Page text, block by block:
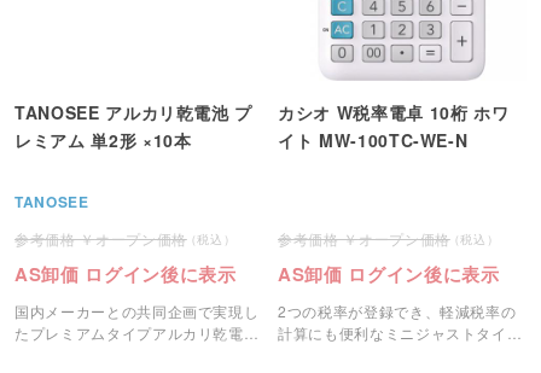
TANOSEE アルカリ乾電池 プ
レミアム 単2形 ×10本
TANOSEE
オープン価格
AS卸価 ログイン後に表示
国内メーカーとの共同企画で実現し
たプレミアムタイプアルカリ乾電
カシオ W税率電卓 10桁 ホワ
イト MW-100TC-WE-N
オープン価格
AS卸価 ログイン後に表示
2つの税率が登録でき、軽減税率の
計算にも便利なミニジャストタイプ